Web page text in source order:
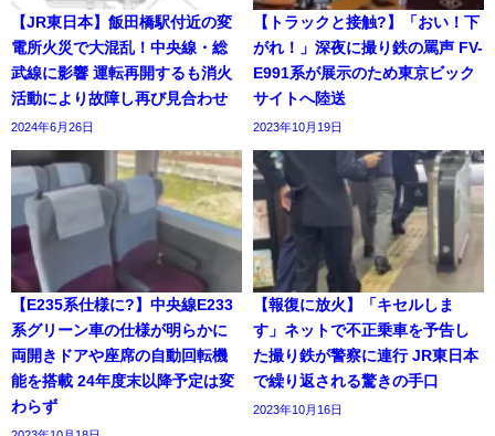
【JR東日本】飯田橋駅付近の変
電所火災で大混乱！中央線・総
武線に影響 運転再開するも消火
活動により故障し再び見合わせ
2024年6月26日
【トラックと接触?】「おい！下
がれ！」深夜に撮り鉄の罵声 FV-
E991系が展示のため東京ビック
サイトへ陸送
2023年10月19日
【E235系仕様に?】中央線E233
系グリーン車の仕様が明らかに
両開きドアや座席の自動回転機
能を搭載 24年度末以降予定は変
わらず
【報復に放火】「キセルしま
す」ネットで不正乗車を予告し
た撮り鉄が警察に連行 JR東日本
で繰り返される驚きの手口
2023年10月16日